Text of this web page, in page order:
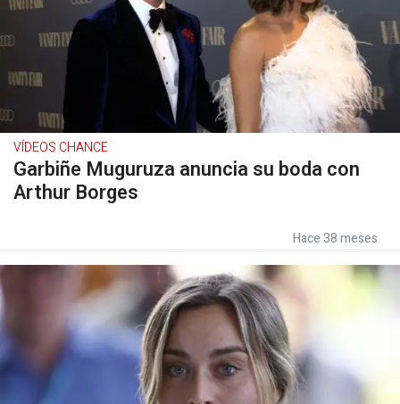
VÍDEOS CHANCE
Garbiñe Muguruza anuncia su boda con
Arthur Borges
Hace 38 meses